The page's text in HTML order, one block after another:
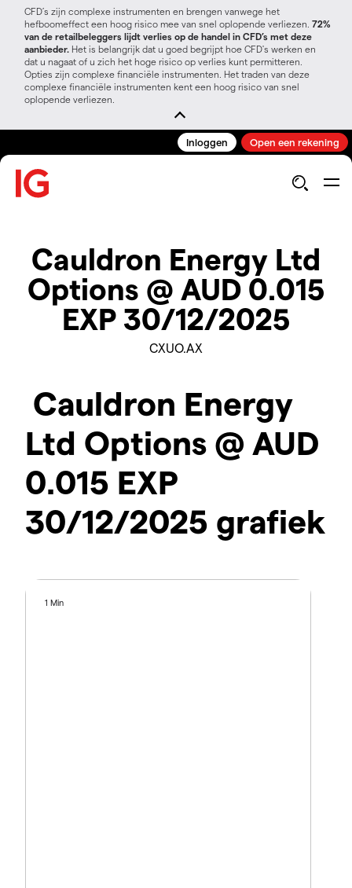
CFD’s zijn complexe instrumenten en brengen vanwege het
hefboomeffect een hoog risico mee van snel oplopende verliezen. 72%
van de retailbeleggers lijdt verlies op de handel in CFD’s met deze
aanbieder. Het is belangrijk dat u goed begrijpt hoe CFD's werken en
dat u nagaat of u zich het hoge risico op verlies kunt permitteren.
Opties zijn complexe financiële instrumenten. Het traden van deze
complexe financiële instrumenten kent een hoog risico van snel
oplopende verliezen.
Inloggen Open een rekening
Cauldron Energy Ltd
Options @ AUD 0.015
EXP 30/12/2025
CXUO.AX
Cauldron Energy
Ltd Options @ AUD
0.015 EXP
30/12/2025 grafiek
1 Min